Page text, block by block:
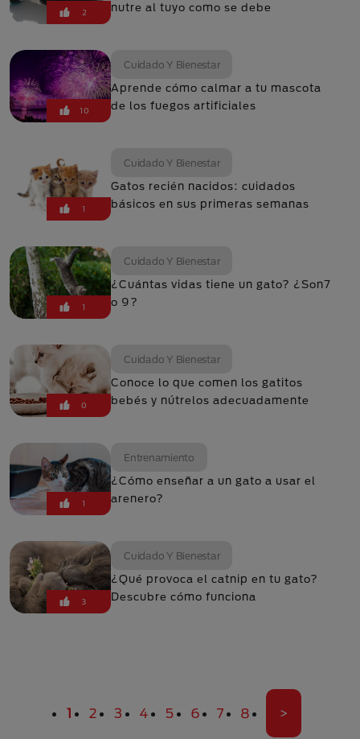
2
nutre al tuyo como se debe
10
Cuidado Y Bienestar
Aprende cómo calmar a tu mascota
de los fuegos artificiales
1
Cuidado Y Bienestar
Gatos recién nacidos: cuidados
básicos en sus primeras semanas
1
Cuidado Y Bienestar
¿Cuántas vidas tiene un gato? ¿Son7
o 9?
0
Cuidado Y Bienestar
Conoce lo que comen los gatitos
bebés y nútrelos adecuadamente
1
Entrenamiento
¿Cómo enseñar a un gato a usar el
arenero?
3
Cuidado Y Bienestar
¿Qué provoca el catnip en tu gato?
Descubre cómo funciona
Página actual
1 Página
2 Página
3 Página
4 Página
5 Página
6 Página
7 Página
8 Última
>